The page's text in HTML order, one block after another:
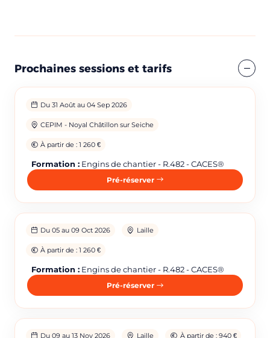
Prochaines sessions et tarifs
Du 31 Août au 04 Sep 2026
CEPIM - Noyal Châtillon sur Seiche
À partir de : 1 260 €
Formation : Engins de chantier - R.482 - CACES®
Pré-réserver
Du 05 au 09 Oct 2026 Laille
À partir de : 1 260 €
Formation : Engins de chantier - R.482 - CACES®
Pré-réserver
Du 09 au 13 Nov 2026 Laille À partir de : 940 €